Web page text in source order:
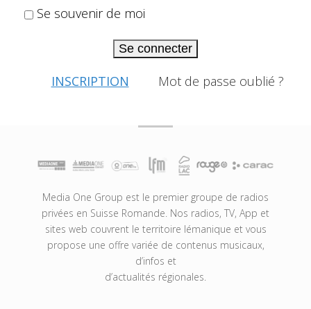
Se souvenir de moi
Se connecter
INSCRIPTION Mot de passe oublié ?
Media One Group est le premier groupe de radios
privées en Suisse Romande. Nos radios, TV, App et
sites web couvrent le territoire lémanique et vous
propose une offre variée de contenus musicaux,
d’infos et
d’actualités régionales.